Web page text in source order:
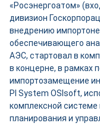
«Росэнергоатом»
дивизион
внедрению
обеспечивающего
АЭС, стартовал в
в концерне, в рамках
импортозамещение
PI System OSIsoft,
комплексной системе
планирования и